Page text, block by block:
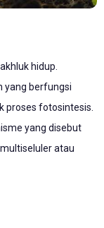
hidup.
yang berfungsi
proses fotosintesis.
yang disebut
atau